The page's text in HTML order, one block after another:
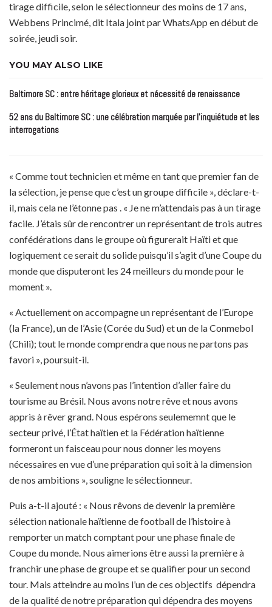
tirage difficile, selon le sélectionneur des moins de 17 ans,
Webbens Princimé, dit Itala joint par WhatsApp en début de
soirée, jeudi soir.
YOU MAY ALSO LIKE
Baltimore SC : entre héritage glorieux et nécessité de renaissance
52 ans du Baltimore SC : une célébration marquée par l’inquiétude et les
interrogations
« Comme tout technicien et même en tant que premier fan de
la sélection, je pense que c’est un groupe difficile », déclare-t-
il, mais cela ne l’étonne pas . « Je ne m’attendais pas à un tirage
facile. J’étais sûr de rencontrer un représentant de trois autres
confédérations dans le groupe où figurerait Haïti et que
logiquement ce serait du solide puisqu’il s’agit d’une Coupe du
monde que disputeront les 24 meilleurs du monde pour le
moment ».
« Actuellement on accompagne un représentant de l’Europe
(la France), un de l’Asie (Corée du Sud) et un de la Conmebol
(Chili); tout le monde comprendra que nous ne partons pas
favori », poursuit-il.
« Seulement nous n’avons pas l’intention d’aller faire du
tourisme au Brésil. Nous avons notre rêve et nous avons
appris à rêver grand. Nous espérons seulememnt que le
secteur privé, l’État haïtien et la Fédération haïtienne
formeront un faisceau pour nous donner les moyens
nécessaires en vue d’une préparation qui soit à la dimension
de nos ambitions », souligne le sélectionneur.
Puis a-t-il ajouté : « Nous rêvons de devenir la première
sélection nationale haïtienne de football de l’histoire à
remporter un match comptant pour une phase finale de
Coupe du monde. Nous aimerions être aussi la première à
franchir une phase de groupe et se qualifier pour un second
tour. Mais atteindre au moins l’un de ces objectifs dépendra
de la qualité de notre préparation qui dépendra des moyens